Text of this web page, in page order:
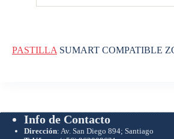
PASTILLA SUMART COMPATIBLE
Info de Contacto
Dirección: Av. San Diego 894; Santiago